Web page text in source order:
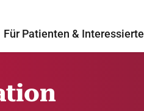
Für Patienten & Interessierte